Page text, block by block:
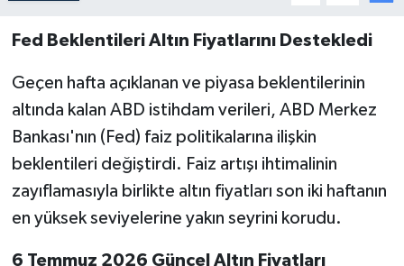
Fed Beklentileri Altın Fiyatlarını Destekledi
Geçen hafta açıklanan ve piyasa beklentilerinin
altında kalan ABD istihdam verileri, ABD Merkez
Bankası'nın (Fed) faiz politikalarına ilişkin
beklentileri değiştirdi. Faiz artışı ihtimalinin
zayıflamasıyla birlikte altın fiyatları son iki haftanın
en yüksek seviyelerine yakın seyrini korudu.
6 Temmuz 2026 Güncel Altın Fiyatları